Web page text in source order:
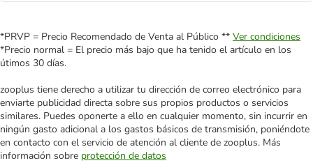
*PRVP = Precio Recomendado de Venta al Público ** Ver condiciones
*Precio normal = El precio más bajo que ha tenido el artículo en los
útimos 30 días.
zooplus tiene derecho a utilizar tu dirección de correo electrónico para
enviarte publicidad directa sobre sus propios productos o servicios
similares. Puedes oponerte a ello en cualquier momento, sin incurrir en
ningún gasto adicional a los gastos básicos de transmisión, poniéndote
en contacto con el servicio de atención al cliente de zooplus. Más
información sobre protección de datos